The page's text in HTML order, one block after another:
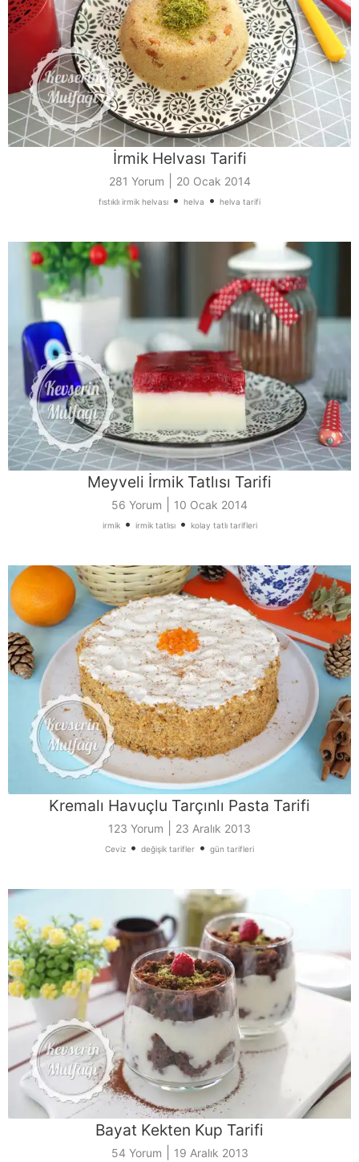
İrmik Helvası Tarifi
281 Yorum 20 Ocak 2014
fıstıklı irmik helvası • helva • helva tarifi
Meyveli İrmik Tatlısı Tarifi
56 Yorum 10 Ocak 2014
irmik• irmik tatlısı• kolay tatlı tarifleri
Kremalı Havuçlu Tarçınlı Pasta Tarifi
123 Yorum 23 Aralık 2013
Ceviz • değişik tarifler • gün tarifleri
Bayat Kekten Kup Tarifi
54 Yorum 19 Aralık 2013